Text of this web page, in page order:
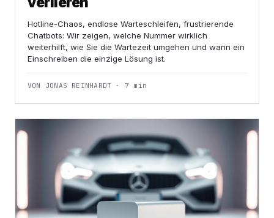
Hotline-Chaos, endlose Warteschleifen, frustrierende
Chatbots: Wir zeigen, welche Nummer wirklich
weiterhilft, wie Sie die Wartezeit umgehen und wann ein
Einschreiben die einzige Lösung ist.
VON JONAS REINHARDT · 7 min